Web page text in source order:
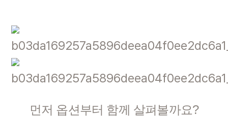
먼저 옵션부터 함께 살펴볼까요?